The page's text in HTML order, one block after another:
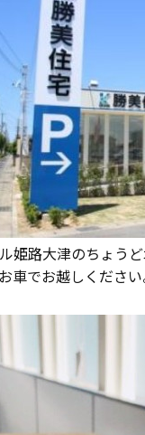
姫路大津のちょうど
車でお越しください